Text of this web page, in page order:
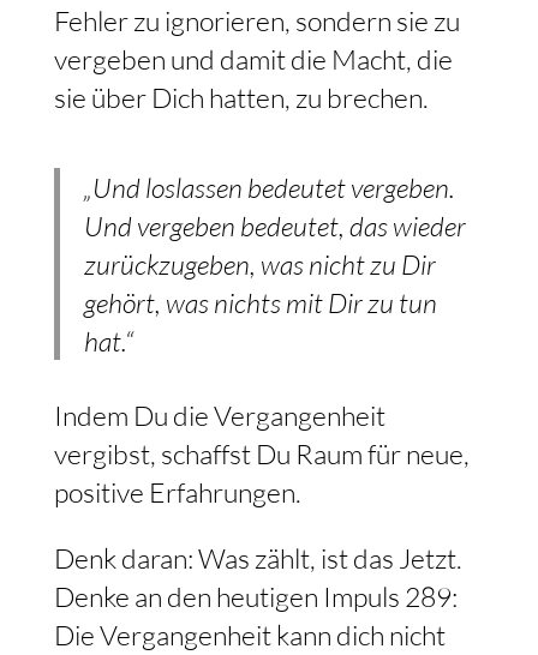
Fehler zu ignorieren, sondern sie zu
vergeben und damit die Macht, die
sie über Dich hatten, zu brechen.
„Und loslassen bedeutet vergeben.
Und vergeben bedeutet, das wieder
zurückzugeben, was nicht zu Dir
gehört, was nichts mit Dir zu tun
hat.“
Indem Du die Vergangenheit
vergibst, schaffst Du Raum für neue,
positive Erfahrungen.
Denk daran: Was zählt, ist das Jetzt.
Denke an den heutigen Impuls 289:
Die Vergangenheit kann dich nicht